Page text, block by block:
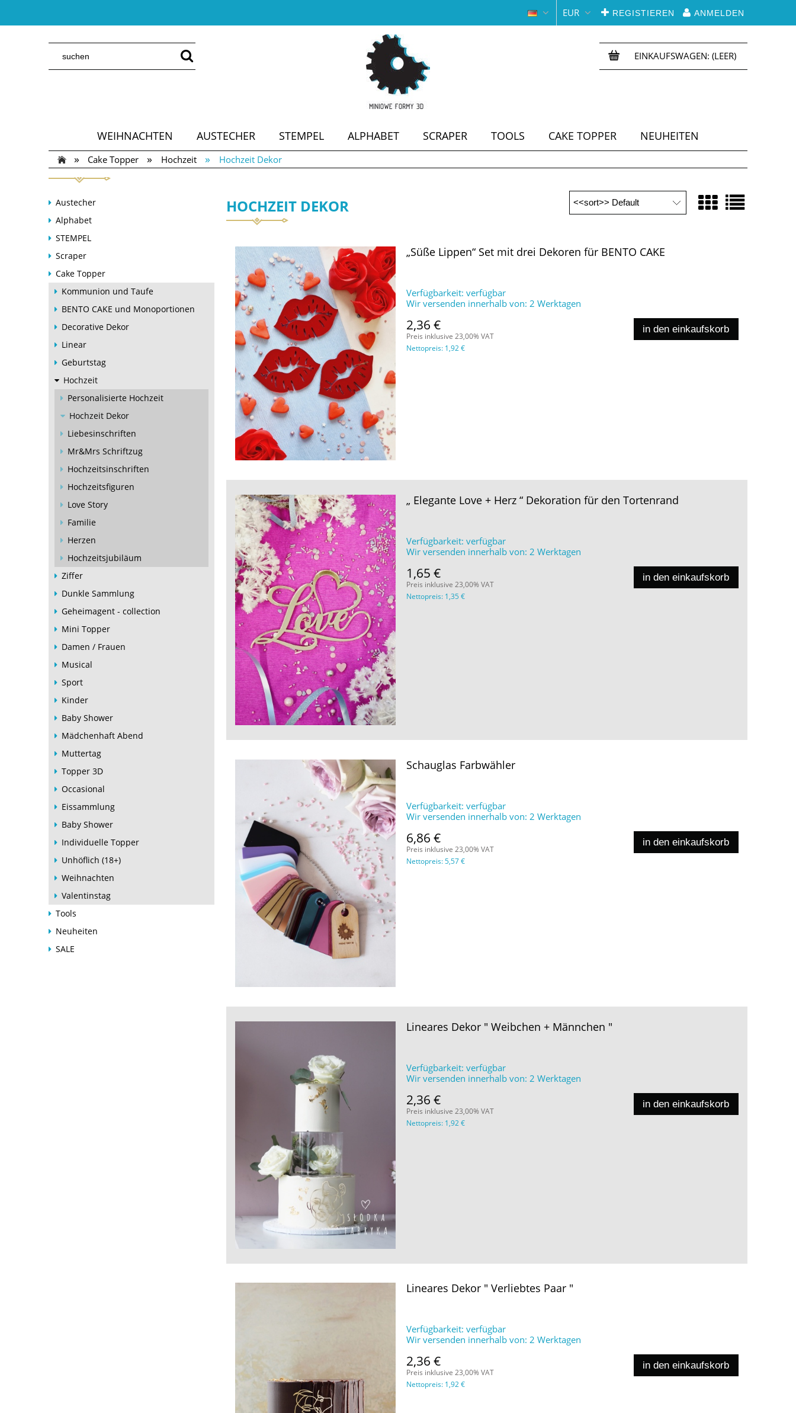
REGISTIEREN ANMELDEN
EUR
EINKAUFSWAGEN: (LEER)
WEIHNACHTEN AUSTECHER STEMPEL ALPHABET SCRAPER TOOLS CAKE TOPPER NEUHEITEN
SALE
» Cake Topper » Hochzeit » Hochzeit Dekor
Austecher
Alphabet
STEMPEL
Scraper
Cake Topper
Kommunion und Taufe
BENTO CAKE und Monoportionen
Decorative Dekor
Linear
Geburtstag
Hochzeit
Personalisierte Hochzeit
Hochzeit Dekor
Liebesinschriften
Mr&Mrs Schriftzug
Hochzeitsinschriften
Hochzeitsfiguren
Love Story
Familie
Herzen
Hochzeitsjubiläum
Ziffer
Dunkle Sammlung
Geheimagent - collection
Mini Topper
Damen / Frauen
Musical
Sport
Kinder
Baby Shower
Mädchenhaft Abend
Muttertag
Topper 3D
Occasional
Eissammlung
Baby Shower
Individuelle Topper
Unhöflich (18+)
Weihnachten
Valentinstag
Tools
Neuheiten
SALE
HOCHZEIT DEKOR
„Süße Lippen“ Set mit drei Dekoren für BENTO CAKE
Verfügbarkeit: verfügbar
Wir versenden innerhalb von: 2 Werktagen
2,36 €
Preis inklusive 23,00% VAT
Nettopreis: 1,92 €
in den einkaufskorb
„ Elegante Love + Herz “ Dekoration für den Tortenrand
Verfügbarkeit: verfügbar
Wir versenden innerhalb von: 2 Werktagen
1,65 €
Preis inklusive 23,00% VAT
Nettopreis: 1,35 €
in den einkaufskorb
Schauglas Farbwähler
Verfügbarkeit: verfügbar
Wir versenden innerhalb von: 2 Werktagen
6,86 €
Preis inklusive 23,00% VAT
Nettopreis:5,57 €
in den einkaufskorb
Lineares Dekor " Weibchen + Männchen "
Verfügbarkeit: verfügbar
Wir versenden innerhalb von: 2 Werktagen
2,36 €
Preis inklusive 23,00% VAT
Nettopreis: 1,92 €
in den einkaufskorb
Lineares Dekor " Verliebtes Paar "
Verfügbarkeit: verfügbar
Wir versenden innerhalb von: 2 Werktagen
2,36 €
Preis inklusive 23,00% VAT
Nettopreis: 1,92 €
in den einkaufskorb